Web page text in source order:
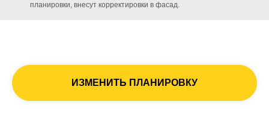
планировки, внесут корректировки в фасад.
ИЗМЕНИТЬ ПЛАНИРОВКУ